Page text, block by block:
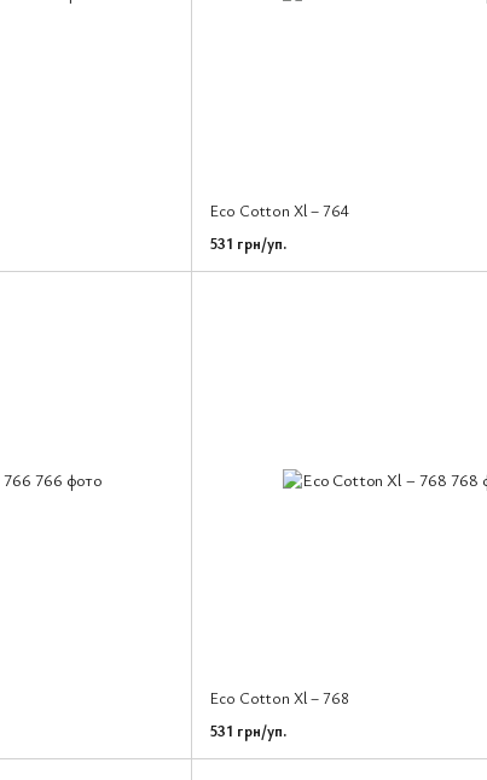
Eco Cotton Xl – 764
531 грн/уп.
Eco Cotton Xl – 768
531 грн/уп.